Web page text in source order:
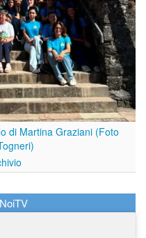
di Martina Graziani (Foto